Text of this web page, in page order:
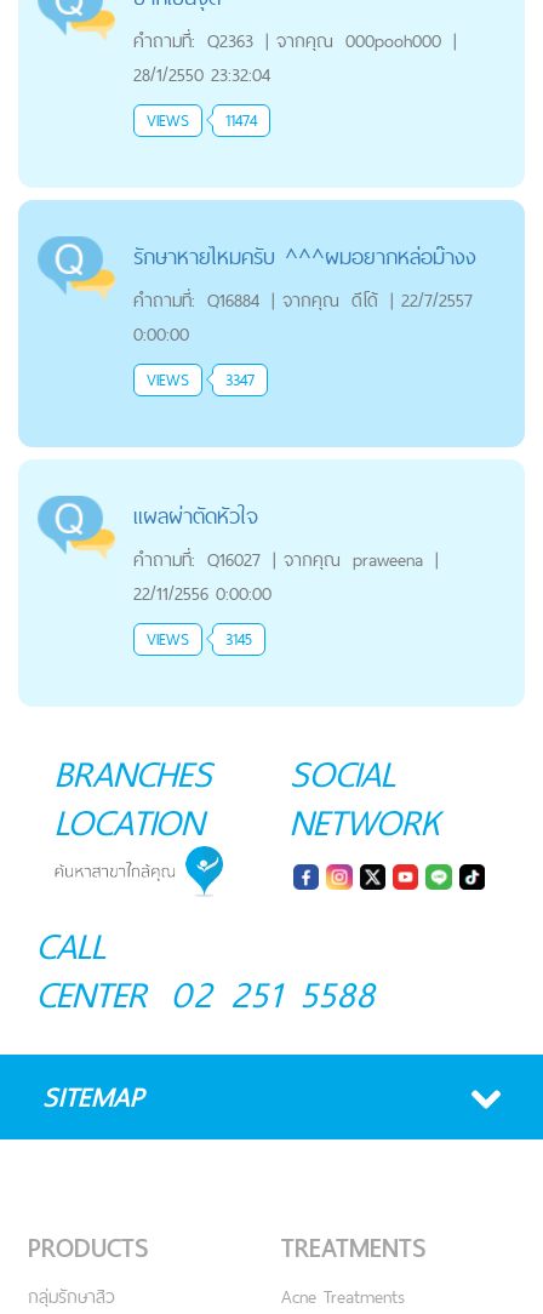
คำถามที่: Q2363 | จากคุณ 000pooh000 |
28/1/2550 23:32:04
VIEWS 11474
รักษาหายไหมครับ ^^^ผมอยากหล่อม๊างง
คำถามที่: Q16884 | จากคุณ ดีโด้ | 22/7/2557
0:00:00
VIEWS 3347
แผลผ่าตัดหัวใจ
คำถามที่: Q16027 | จากคุณ praweena |
22/11/2556 0:00:00
VIEWS 3145
BRANCHES
LOCATION
SOCIAL
NETWORK
CALL
CENTER 02 251 5588
SITEMAP
PRODUCTS
กลุ่มรักษาสิว
TREATMENTS
Acne Treatments